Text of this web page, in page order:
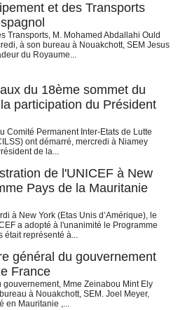
et des Transports
Transports, M. Mohamed Abdallahi Ould
à son bureau à Nouakchott, SEM Jesus
du Royaume...
du 18ème sommet du
participation du Président
Comité Permanent Inter-Etats de Lutte
ont démarré, mercredi à Niamey
de la...
de l'UNICEF à New
Pays de la Mauritanie
à New York (Etas Unis d’Amérique), le
a adopté à l'unanimité le Programme
était représenté à...
général du gouvernement
France
Mme Zeinabou Mint Ely
à Nouakchott, SEM. Joel Meyer,
en Mauritanie ,...